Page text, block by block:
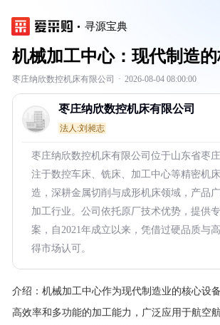
寻源宝典
机械加工中心：现代制造
枣庄纳欣数控机床有限公司 · 2026-08-04 08:00:00
枣庄纳欣数控机床有限公司
法人:刘昶志
枣庄纳欣数控机床有限公司位于山东省枣
注于数控车床、铣床、加工中心等精密机
造，深耕金属切削与成形机床领域，产品
加工行业。公司依托原厂技术优势，提供
案，自2021年成立以来，凭借过硬品质与
得市场认可。
介绍： 机械加工中心作为现代制造业的核心设
高效率和多功能的加工能力，广泛应用于航空